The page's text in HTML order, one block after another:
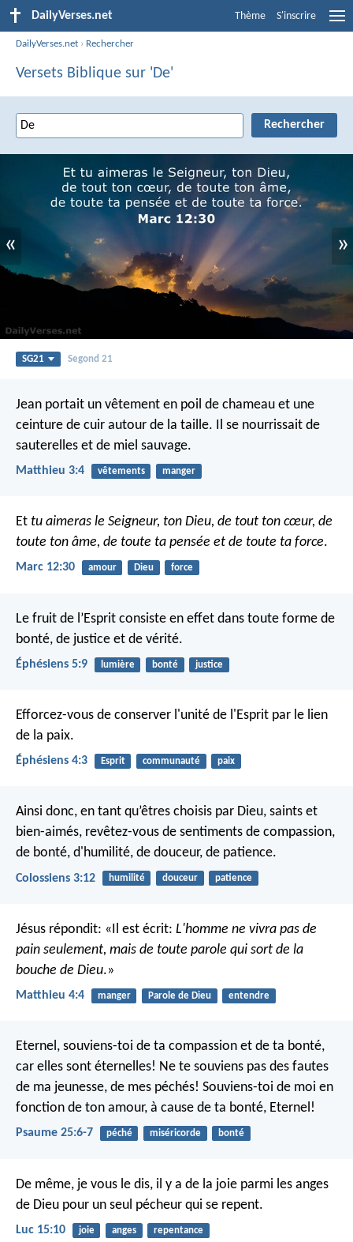
DailyVerses.net Thème S'inscrire
DailyVerses.net › Rechercher
Versets Biblique sur 'De'
« »
SG21 Segond 21
Jean portait un vêtement en poil de chameau et une
ceinture de cuir autour de la taille. Il se nourrissait de
sauterelles et de miel sauvage.
Matthieu 3:4 vêtements manger
Et tu aimeras le Seigneur, ton Dieu, de tout ton cœur, de
toute ton âme, de toute ta pensée et de toute ta force.
Marc 12:30 amour Dieu force
Le fruit de l’Esprit consiste en effet dans toute forme de
bonté, de justice et de vérité.
Éphésiens 5:9 lumière bonté justice
Efforcez-vous de conserver l'unité de l'Esprit par le lien
de la paix.
Éphésiens 4:3 Esprit communauté paix
Ainsi donc, en tant qu’êtres choisis par Dieu, saints et
bien-aimés, revêtez-vous de sentiments de compassion,
de bonté, d'humilité, de douceur, de patience.
Colossiens 3:12 humilité douceur patience
Jésus répondit: «Il est écrit: L'homme ne vivra pas de
pain seulement, mais de toute parole qui sort de la
bouche de Dieu.»
Matthieu 4:4 manger Parole de Dieu entendre
Eternel, souviens-toi de ta compassion et de ta bonté,
car elles sont éternelles! Ne te souviens pas des fautes
de ma jeunesse, de mes péchés! Souviens-toi de moi en
fonction de ton amour, à cause de ta bonté, Eternel!
Psaume 25:6-7 péché miséricorde bonté
De même, je vous le dis, il y a de la joie parmi les anges
de Dieu pour un seul pécheur qui se repent.
Luc 15:10 joie anges repentance